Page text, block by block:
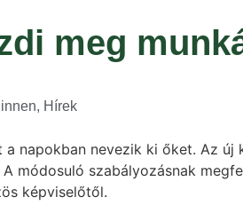
meg
, Hírek
napokban nevezik ki őket. Az
módosuló szabályozásnak
képviselőtől.